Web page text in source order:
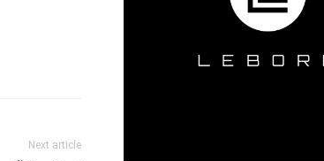
Next article